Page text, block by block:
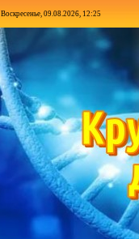
Воскресенье, 09.08.2026, 12:25